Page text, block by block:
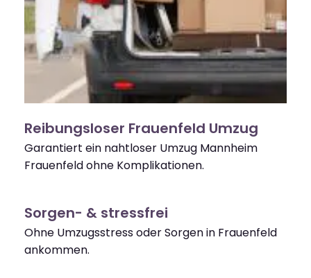
Reibungsloser Frauenfeld Umzug
Garantiert ein nahtloser Umzug Mannheim
Frauenfeld ohne Komplikationen.
Sorgen- & stressfrei
Ohne Umzugsstress oder Sorgen in Frauenfeld
ankommen.